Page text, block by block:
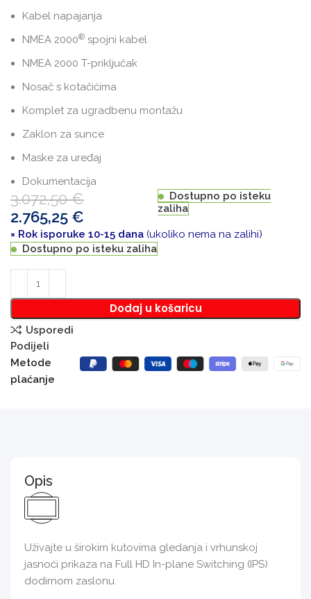
Kabel napajanja
NMEA 2000® spojni kabel
NMEA 2000 T-priključak
Nosač s kotačićima
Komplet za ugradbenu montažu
Zaklon za sunce
Maske za uređaj
Dokumentacija
3.072,50€
2.765,25 €
Dostupno po isteku
zaliha
× Rok isporuke 10-15 dana (ukoliko nema na zalihi)
Dostupno po isteku zaliha
Dodaj u košaricu
Usporedi
Podijeli
Metode
plaćanje
Opis
Uživajte u širokim kutovima gledanja i vrhunskoj
jasnoći prikaza na Full HD In-plane Switching (IPS)
dodirnom zaslonu.